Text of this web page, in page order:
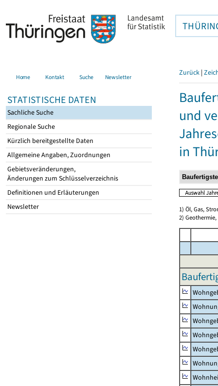
Home Kontakt Suche Newsletter
STATISTISCHE DATEN
Sachliche Suche
Regionale Suche
Kürzlich bereitgestellte Daten
Allgemeine Angaben, Zuordnungen
Gebietsveränderungen,
Änderungen zum Schlüsselverzeichnis
Definitionen und Erläuterungen
Newsletter
Zurück |
und
in
1) Öl, Gas,
2)